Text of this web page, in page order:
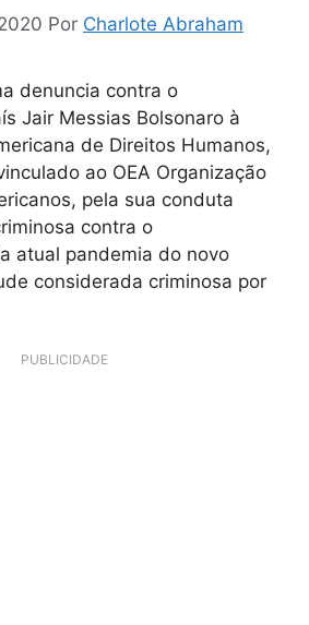
Por Charlote Abraham
denuncia contra o
Jair Messias Bolsonaro à
de Direitos Humanos,
ao OEA Organização
pela sua conduta
contra o
atual pandemia do novo
considerada criminosa por
PUBLICIDADE